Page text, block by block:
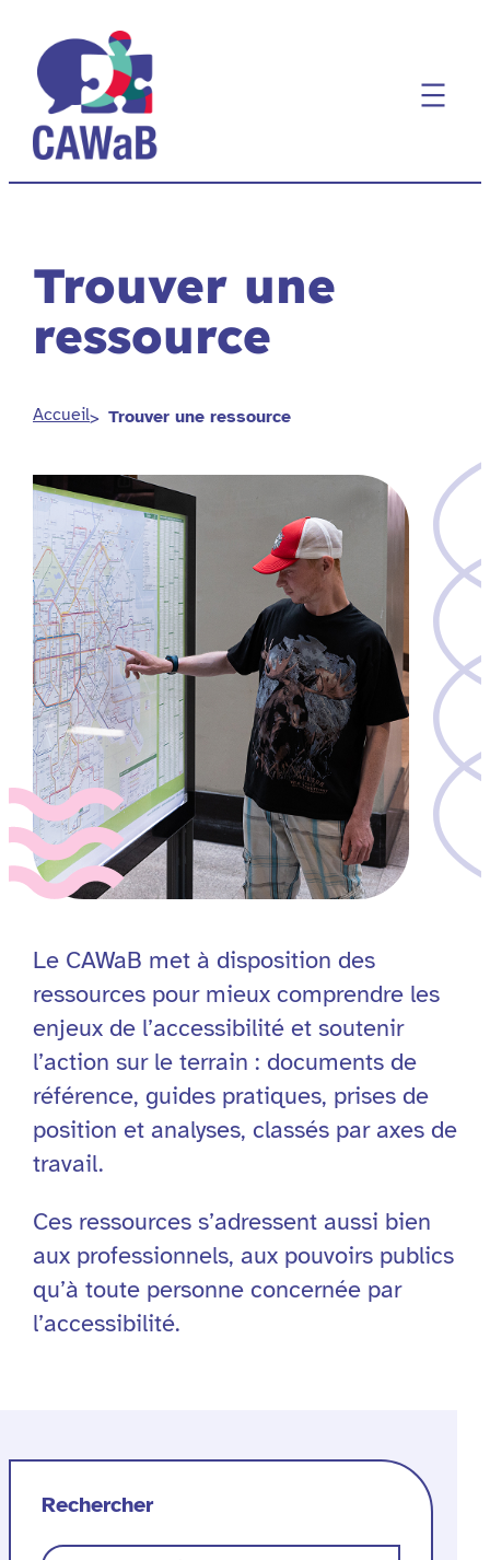
contenu
Trouver une
ressource
Accueil Trouver une ressource
Le CAWaB met à disposition des
ressources pour mieux comprendre les
enjeux de l’accessibilité et soutenir
l’action sur le terrain : documents de
référence, guides pratiques, prises de
position et analyses, classés par axes de
travail.
Ces ressources s’adressent aussi bien
aux professionnels, aux pouvoirs publics
qu’à toute personne concernée par
l’accessibilité.
Rechercher